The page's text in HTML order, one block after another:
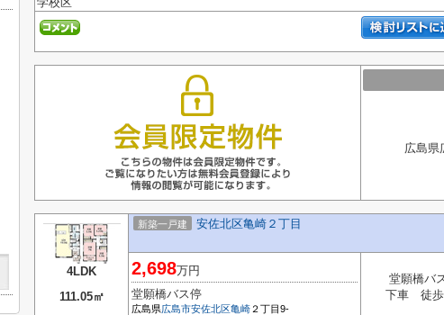
広島県
4LDK
111.05㎡
新築一戸建 安佐北区亀崎２丁目
2,698万円
堂願橋バス停
広島県広島市安佐北区亀崎 ２丁目9-
堂願橋バ
下車 徒歩